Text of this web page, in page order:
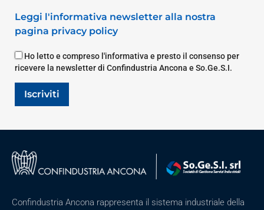
Leggi l'informativa newsletter alla nostra
pagina privacy policy
Ho letto e compreso l'informativa e presto il consenso per
ricevere la newsletter di Confindustria Ancona e So.Ge.S.I.
Iscriviti
Confindustria Ancona rappresenta il sistema industriale della